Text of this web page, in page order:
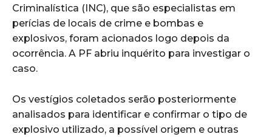
Criminalística (INC), que são especialistas em
perícias de locais de crime e bombas e
explosivos, foram acionados logo depois da
ocorrência. A PF abriu inquérito para investigar o
caso.
Os vestígios coletados serão posteriormente
analisados para identificar e confirmar o tipo de
explosivo utilizado, a possível origem e outras